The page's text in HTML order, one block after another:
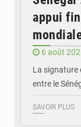
appui
6 août
La signature
entre le
SAVOIR PLUS